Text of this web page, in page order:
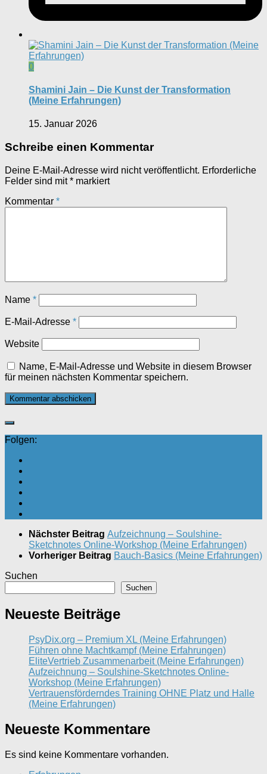
0
Shamini Jain – Die Kunst der Transformation
(Meine Erfahrungen)
15. Januar 2026
Schreibe einen Kommentar
Deine E-Mail-Adresse wird nicht veröffentlicht. Erforderliche
Felder sind mit* markiert
Kommentar *
Name *
E-Mail-Adresse *
Website
Name, E-Mail-Adresse und Website in diesem Browser
für meinen nächsten Kommentar speichern.
Folgen:
Nächster Beitrag Aufzeichnung – Soulshine-
Sketchnotes Online-Workshop (Meine Erfahrungen)
Vorheriger Beitrag Bauch-Basics (Meine Erfahrungen)
Suchen
Suchen
Neueste Beiträge
PsyDix.org – Premium XL (Meine Erfahrungen)
Führen ohne Machtkampf (Meine Erfahrungen)
EliteVertrieb Zusammenarbeit (Meine Erfahrungen)
Aufzeichnung – Soulshine-Sketchnotes Online-
Workshop (Meine Erfahrungen)
Vertrauensförderndes Training OHNE Platz und Halle
(Meine Erfahrungen)
Neueste Kommentare
Es sind keine Kommentare vorhanden.